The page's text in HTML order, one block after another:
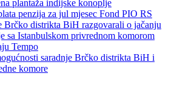
plantaža indijske konoplje
penzija za jul mjesec Fond PIO RS
Brčko distrikta BiH razgovarali o jačanju
sa Istanbulskom privrednom komorom
Tempo
saradnje Brčko distrikta BiH i
komore